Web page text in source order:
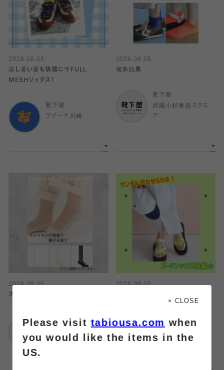
2026.08.05
蒸し暑い夏も快適に🌴FULL
MESHソックス！
靴下屋
ラゾーナ川崎
2026.08.05
撥水効果
靴下屋
武蔵小杉東急スクエ
ア
2026.08.05
ストッキング感覚で履ける靴下
靴下屋
ア
2026.08.05
武蔵小杉東急スクエ
× CLOSE
Please visittabiousa.com when
you would like the items in the
US.